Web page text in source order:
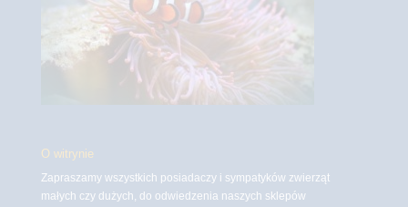
O witrynie
Zapraszamy wszystkich posiadaczy i sympatyków zwierząt
małych czy dużych, do odwiedzenia naszych sklepów